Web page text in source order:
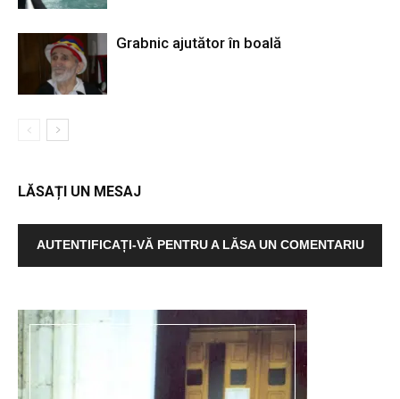
Grabnic ajutător în boală
LĂSAȚI UN MESAJ
AUTENTIFICAȚI-VĂ PENTRU A LĂSA UN COMENTARIU